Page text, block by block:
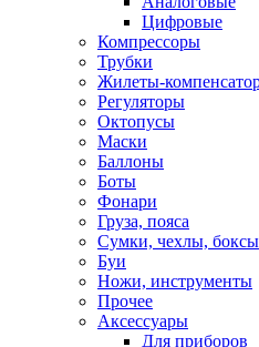
Цифровые
Компрессоры
Трубки
Жилеты-
Регуляторы
Октопусы
Маски
Баллоны
Боты
Фонари
Груза, пояса
Сумки, чехлы, боксы
Буи
Ножи, инструменты
Прочее
Аксессуары
Для приборов